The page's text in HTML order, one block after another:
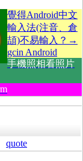
覺得Android中文
輸入法(注音、倉
頡)不易輸入？→
gcin Android
手機照相看照片
quote